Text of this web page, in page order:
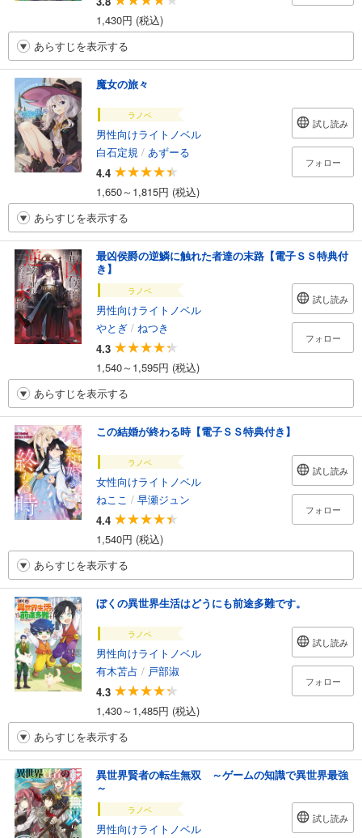
1,430円 (税込)
あらすじを表示する
魔女の旅々
ラノベ
男性向けライトノベル
白石定規 / あずーる
4.4
1,650～1,815円 (税込)
試し読み
フォロー
あらすじを表示する
最凶侯爵の逆鱗に触れた者達の末路【電子ＳＳ特典付
き】
ラノベ
男性向けライトノベル
やとぎ / ねつき
4.3
1,540～1,595円 (税込)
試し読み
フォロー
あらすじを表示する
この結婚が終わる時【電子ＳＳ特典付き】
ラノベ
女性向けライトノベル
ねここ / 早瀬ジュン
4.4
1,540円 (税込)
試し読み
フォロー
あらすじを表示する
ぼくの異世界生活はどうにも前途多難です。
ラノベ
男性向けライトノベル
有木苫占 / 戸部淑
4.3
1,430～1,485円 (税込)
試し読み
フォロー
あらすじを表示する
異世界賢者の転生無双 ～ゲームの知識で異世界最強
～
ラノベ
男性向けライトノベル
試し読み